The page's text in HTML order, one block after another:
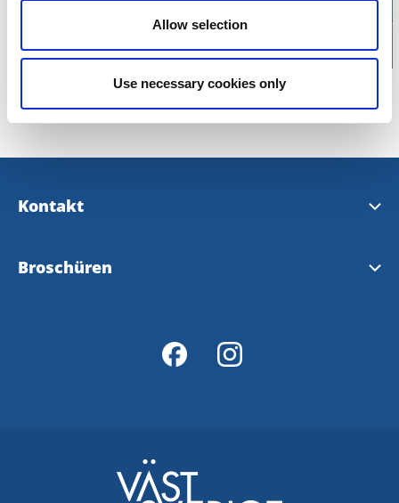
Allow selection
Use necessary cookies only
Kontakt
Kontakt & Öffnungszeiten
Broschüren
Kållandsö Ferienstrasse